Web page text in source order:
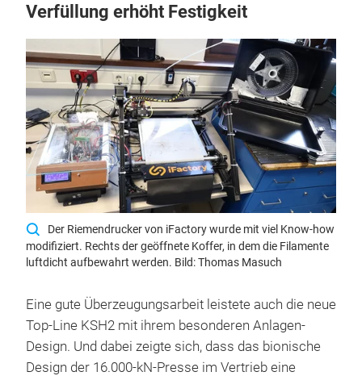
Verfüllung erhöht Festigkeit
Der Riemendrucker von iFactory wurde mit viel Know-how
modifiziert. Rechts der geöffnete Koffer, in dem die Filamente
luftdicht aufbewahrt werden. Bild: Thomas Masuch
Eine gute Überzeugungsarbeit leistete auch die neue
Top-Line KSH2 mit ihrem besonderen Anlagen-
Design. Und dabei zeigte sich, dass das bionische
Design der 16.000-kN-Presse im Vertrieb eine